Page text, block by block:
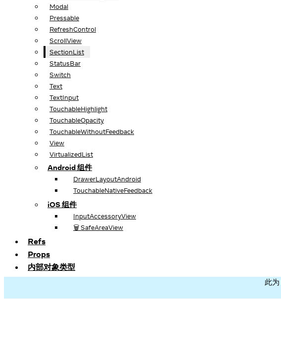
Modal
Pressable
RefreshControl
ScrollView
SectionList
StatusBar
Switch
Text
TextInput
TouchableHighlight
TouchableOpacity
TouchableWithoutFeedback
View
VirtualizedList
Android 组件
DrawerLayoutAndroid
TouchableNativeFeedback
iOS 组件
InputAccessoryView
🗑️ SafeAreaView
Refs
Props
内部对象类型
此为